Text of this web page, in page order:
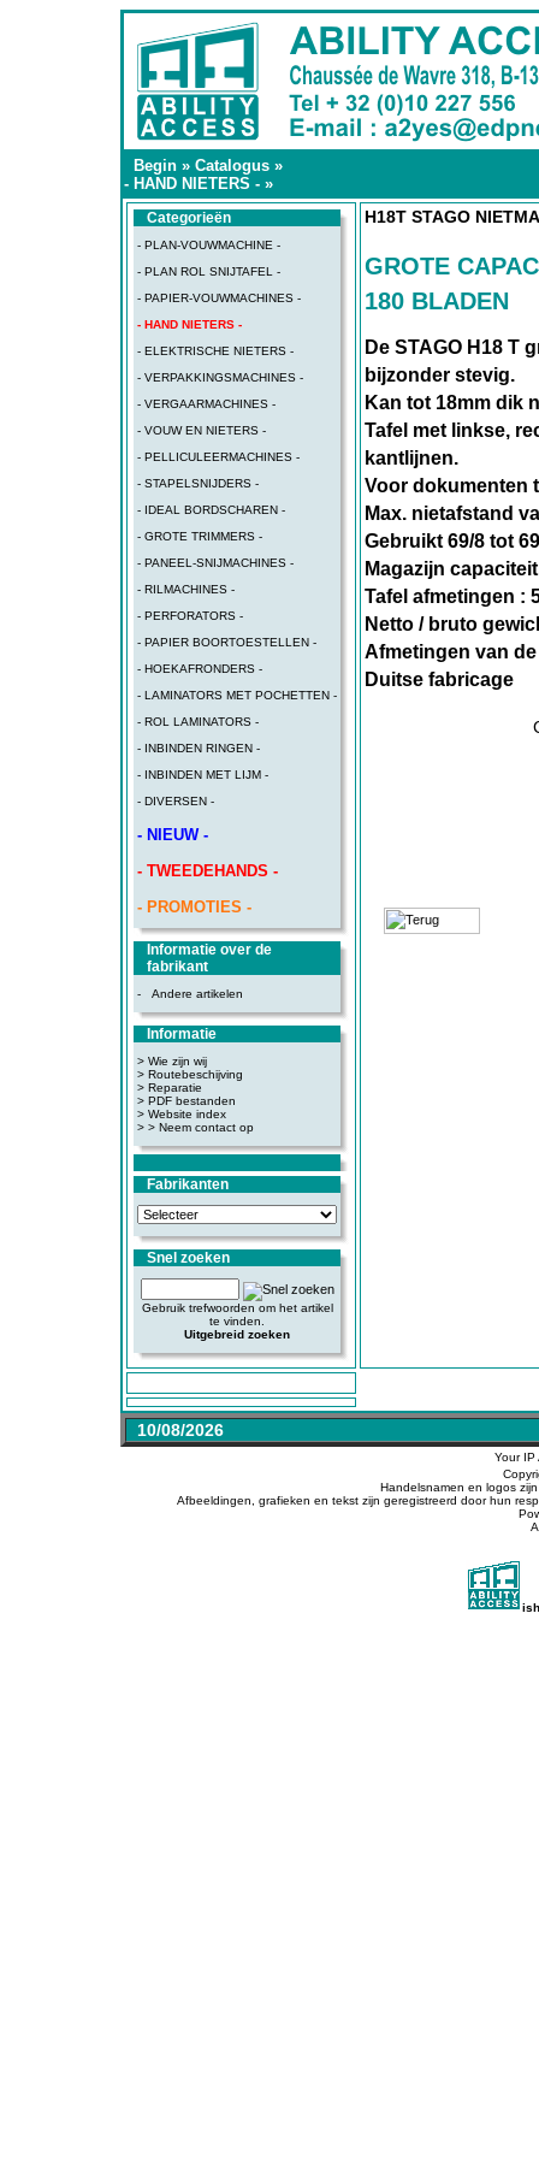
Begin » Catalogus »
- HAND NIETERS - »
Categorieën
- PLAN-VOUWMACHINE -
- PLAN ROL SNIJTAFEL -
- PAPIER-VOUWMACHINES -
- HAND NIETERS -
- ELEKTRISCHE NIETERS -
- VERPAKKINGSMACHINES -
- VERGAARMACHINES -
- VOUW EN NIETERS -
- PELLICULEERMACHINES -
- STAPELSNIJDERS -
- IDEAL BORDSCHAREN -
- GROTE TRIMMERS -
- PANEEL-SNIJMACHINES -
- RILMACHINES -
- PERFORATORS -
- PAPIER BOORTOESTELLEN -
- HOEKAFRONDERS -
- LAMINATORS MET POCHETTEN -
- ROL LAMINATORS -
- INBINDEN RINGEN -
- INBINDEN MET LIJM -
- DIVERSEN -
- NIEUW -
- TWEEDEHANDS -
- PROMOTIES -
Informatie over de
fabrikant
- Andere artikelen
Informatie
> Wie zijn wij
> Routebeschijving
> Reparatie
> PDF bestanden
> Website index
> > Neem contact op
Fabrikanten
Snel zoeken
Gebruik trefwoorden om het artikel
te vinden.
Uitgebreid zoeken
H18T STAGO
GROTE
180 BLADEN
De STAGO H18 T
bijzonder stevig.
Kan tot 18mm dik
Tafel met linkse,
kantlijnen.
Voor dokumenten
Max. nietafstand
Gebruikt 69/8 tot
Magazijn
Tafel afmetingen :
Netto / bruto
Afmetingen van
Duitse fabricage
10/08/2026
Your IP
Handelsnamen en logos
Afbeeldingen, grafieken en tekst zijn geregistreerd door hun